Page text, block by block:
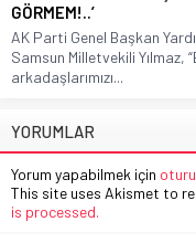
GÖRMEM!..’
AK Parti Genel Başkan
Samsun Milletvekili Yılmaz,
arkadaşlarımızı...
YORUMLAR
Yorum yapabilmek için
This site uses Akismet to
is processed.